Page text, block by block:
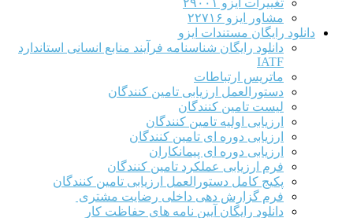
مشاور ایزو ۲۲۷۱۶
دانلود رایگان مستندات ایزو
دانلود رایگان شناسنامه فرآیند منابع انسانی استاندارد
IATF
ماتریس ارتباطات
دستورالعمل ارزیابی تامین کنندگان
لیست تامین کنندگان
ارزیابی اولیه تامین کنندگان
ارزیابی دوره ای تامین کنندگان
ارزیابی دوره ای پیمانکاران
فرم ارزيابی عملکرد تامین کنندگان
پکیج کامل دستورالعمل ارزیابی تامین کنندگان
فرم گزارش دهی داخلی رضایت مشتری
دانلود رایگان آیین نامه های حفاظت کار